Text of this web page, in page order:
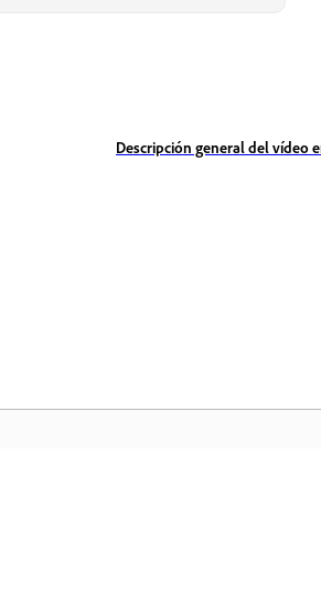
Descripción general del vídeo